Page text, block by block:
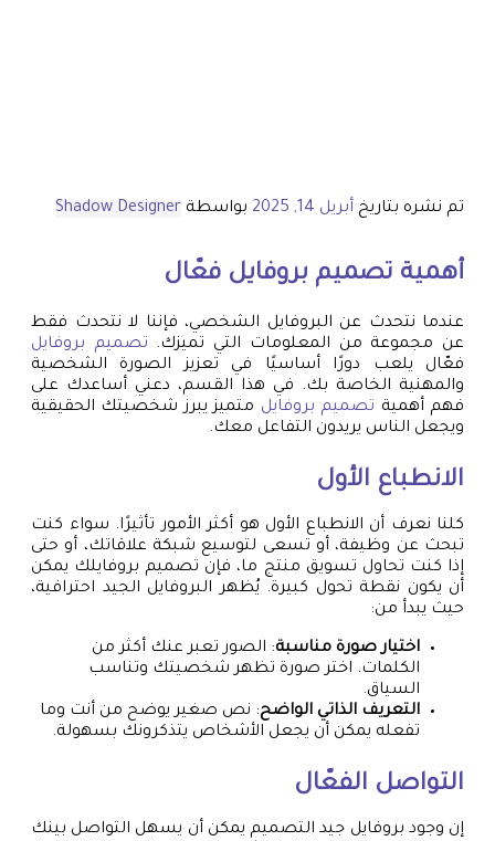
تم نشره بتاريخ أبريل 14, 2025 بواسطة Shadow Designer
أهمية تصميم بروفايل فعّال
عندما نتحدث عن البروفايل الشخصي، فإننا لا نتحدث فقط
عن مجموعة من المعلومات التي تميزك. تصميم بروفايل
فعّال يلعب دورًا أساسيًا في تعزيز الصورة الشخصية
والمهنية الخاصة بك. في هذا القسم، دعني أساعدك على
فهم أهمية تصميم بروفايل متميز يبرز شخصيتك الحقيقية
ويجعل الناس يريدون التفاعل معك.
الانطباع الأول
كلنا نعرف أن الانطباع الأول هو أكثر الأمور تأثيرًا. سواء كنت
تبحث عن وظيفة، أو تسعى لتوسيع شبكة علاقاتك، أو حتى
إذا كنت تحاول تسويق منتج ما، فإن تصميم بروفايلك يمكن
أن يكون نقطة تحول كبيرة. يُظهر البروفايل الجيد احترافية،
حيث يبدأ من:
اختيار صورة مناسبة: الصور تعبر عنك أكثر من
الكلمات. اختر صورة تظهر شخصيتك وتناسب
السياق.
التعريف الذاتي الواضح: نص صغير يوضح من أنت وما
تفعله يمكن أن يجعل الأشخاص يتذكرونك بسهولة.
التواصل الفعّال
إن وجود بروفايل جيد التصميم يمكن أن يسهل التواصل بينك